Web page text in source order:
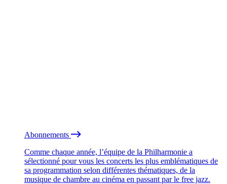
Abonnements
Comme chaque année, l’équipe de la Philharmonie a
sélectionné pour vous les concerts les plus emblématiques de
sa programmation selon différentes thématiques, de la
musique de chambre au cinéma en passant par le free jazz.